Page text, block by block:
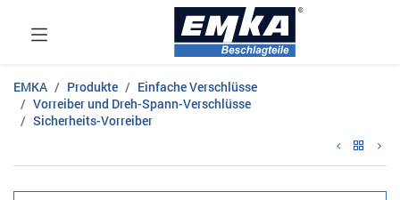
EMKA Produkte
Einfache Verschlüsse
Vorreiber und Dreh-Spann-Verschlüsse
Sicherheits-Vorreiber